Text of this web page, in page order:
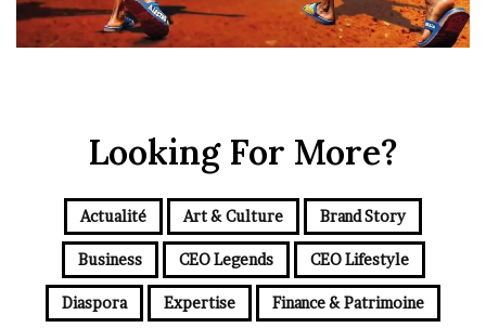
Looking For More?
Actualité Art & Culture Brand Story
Business CEO Legends CEO Lifestyle
Diaspora Expertise Finance & Patrimoine